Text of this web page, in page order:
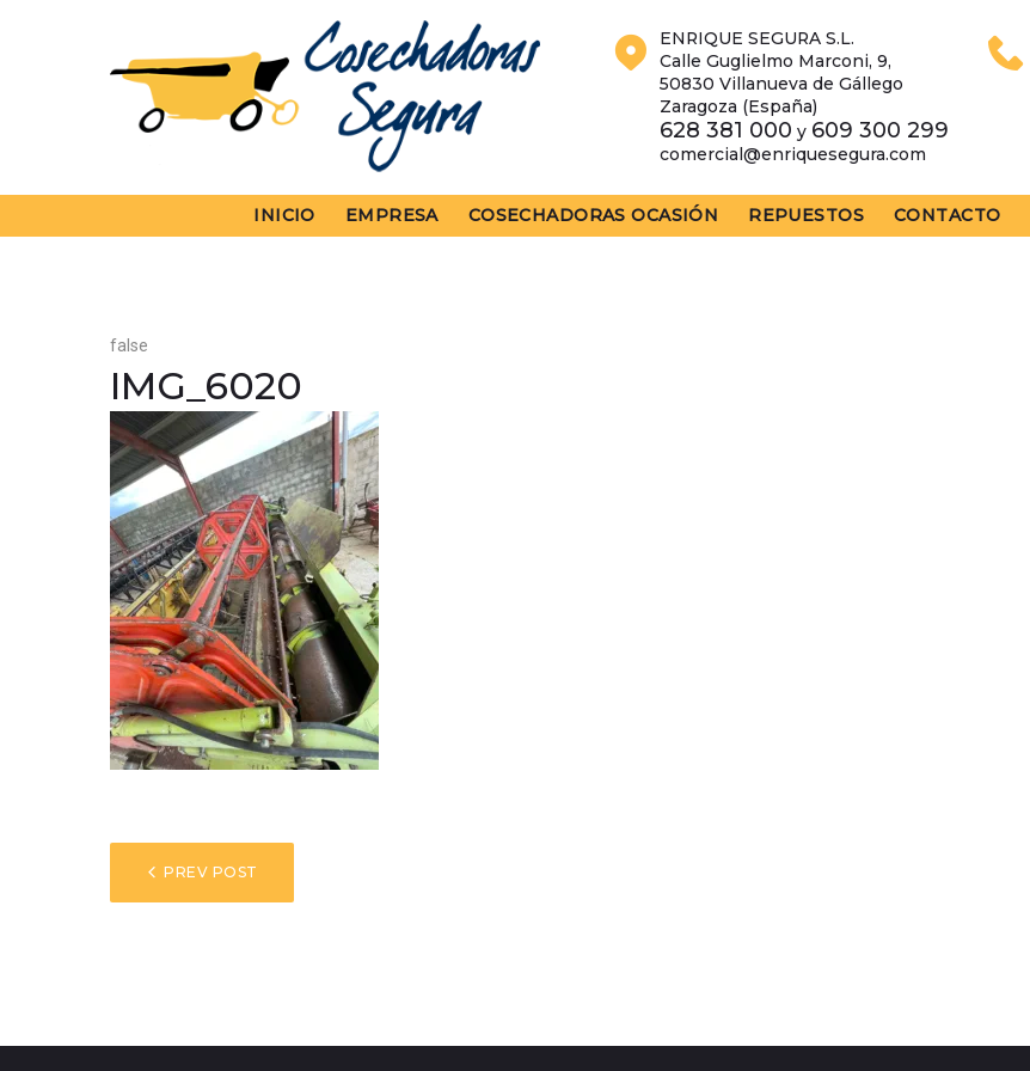
ENRIQUE SEGURA S.L.
Calle Guglielmo Marconi, 9,
50830 Villanueva de Gállego
Zaragoza (España)
628 381 000 y 609 300 299
comercial@enriquesegura.com
INICIO EMPRESA COSECHADORAS OCASIÓN REPUESTOS CONTACTO
false
IMG_6020
NAVEGACIÓN
PREV POST